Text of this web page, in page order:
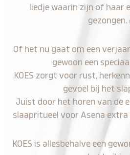
liedje waarin zijn of haar
gezongen.
Of het nu gaat om een
gewoon een
KOES zorgt voor rust,
gevoel bij het
Juist door het horen van de
slaapritueel voor Asena
KOES is allesbehalve een